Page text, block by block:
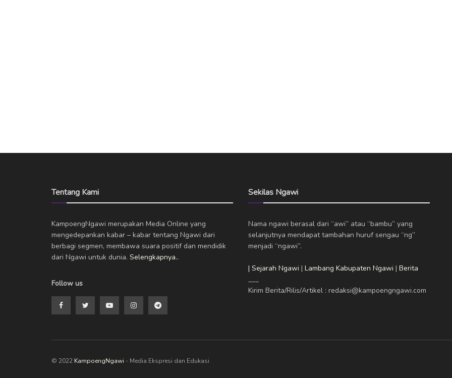
Tentang Kami
KampoengNgawi merupakan Media Online yang
mengedepankan kabar – kabar tentang Ngawi dari
berbagi segmen, membawa suara positif dan mendidik
dari Ngawi untuk dunia. Selengkapnya..
Follow us
Sekilas Ngawi
Nama ngawi berasal dari “awi” atau “bambu” yang
selanjutnya mendapat tambahan huruf sengau “ng”
menjadi “ngawi”.
| Sejarah Ngawi | Lambang Kabupaten Ngawi | Berita
___
Kirim Berita/Rilis/Artikel : redaksi@kampoengngawi.com
© 2022 KampoengNgawi - Media Ekspresi dan Edukasi